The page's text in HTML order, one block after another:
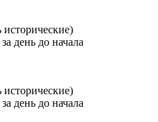
день до начала
день до начала